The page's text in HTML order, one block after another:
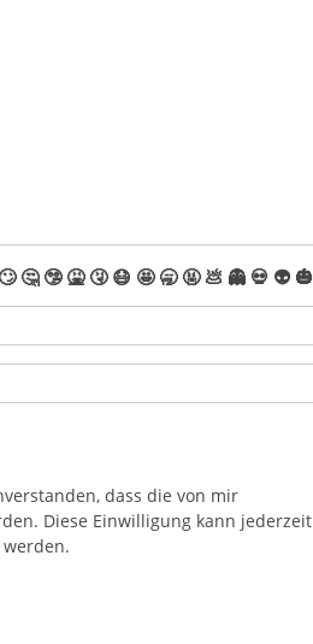
🙄 🤔 🤥 🤮 🤧 😷 🤩 🥱 🤬 💩 👻 💀 👽 🎃
dass die von mir
Diese Einwilligung kann jederzeit